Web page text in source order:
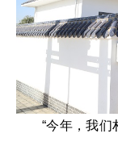
“今年，我们